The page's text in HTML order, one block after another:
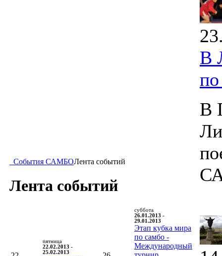
События САМБОЛента событий
Лента событий
пятница
22.02.2013 -
25.02.2013
суббота
26.01.2013 -
29.01.2013
Этап кубка мира
по самбо -
Международный
В
В